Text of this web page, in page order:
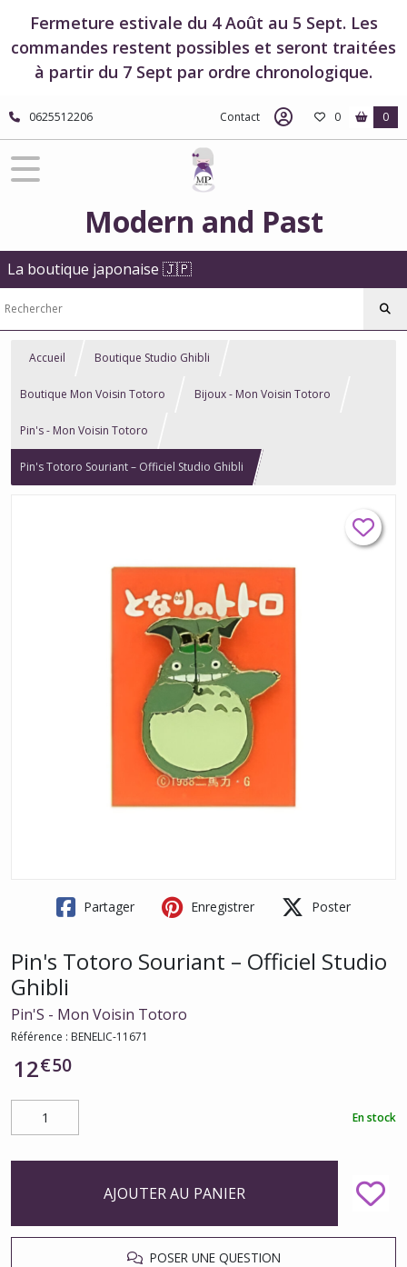
Fermeture estivale du 4 Août au 5 Sept. Les
commandes restent possibles et seront traitées
à partir du 7 Sept par ordre chronologique.
0625512206 Contact 0 0
Modern and Past
La boutique japonaise 🇯🇵
Accueil Boutique Studio Ghibli
Boutique Mon Voisin Totoro Bijoux - Mon Voisin Totoro
Pin's - Mon Voisin Totoro
Pin's Totoro Souriant – Officiel Studio Ghibli
Partager Enregistrer Poster
Pin's Totoro Souriant – Officiel Studio
Ghibli
Pin'S - Mon Voisin Totoro
Référence : BENELIC-11671
12€50
En stock
AJOUTER AU PANIER
POSER UNE QUESTION